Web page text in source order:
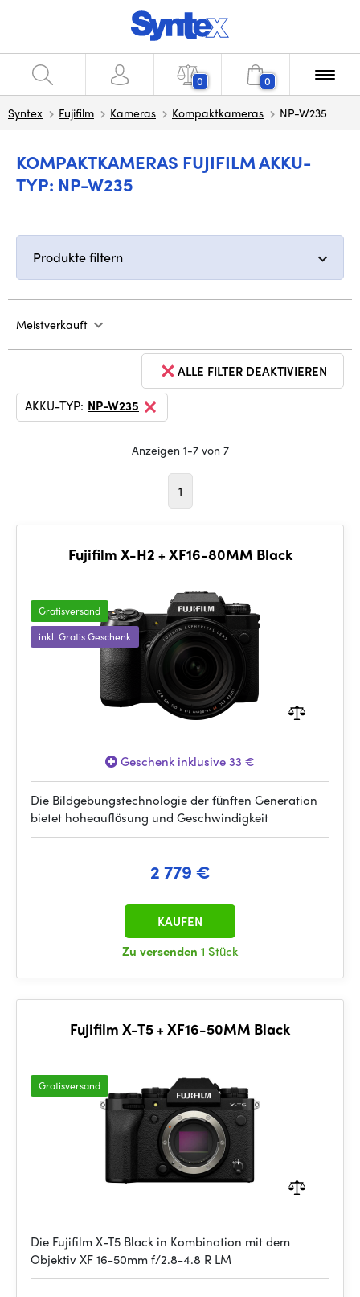
0 0
Syntex Fujifilm Kameras Kompaktkameras NP-W235
KOMPAKTKAMERAS FUJIFILM AKKU-
TYP: NP-W235
Produkte filtern
Meistverkauft
ALLE FILTER DEAKTIVIEREN
AKKU-TYP: NP-W235
Anzeigen 1-7 von 7
1
Fujifilm X-H2 + XF16-80MM Black
Gratisversand
inkl. Gratis Geschenk
Geschenk inklusive 33 €
Die Bildgebungstechnologie der fünften Generation
bietet hoheauflösung und Geschwindigkeit
2 779 €
Zu versenden 1 Stück
KAUFEN
Fujifilm X-T5 + XF16-50MM Black
Gratisversand
Die Fujifilm X-T5 Black in Kombination mit dem
Objektiv XF 16-50mm f/2.8-4.8 R LM